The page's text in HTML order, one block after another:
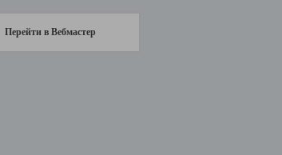
Перейти в Вебмастер